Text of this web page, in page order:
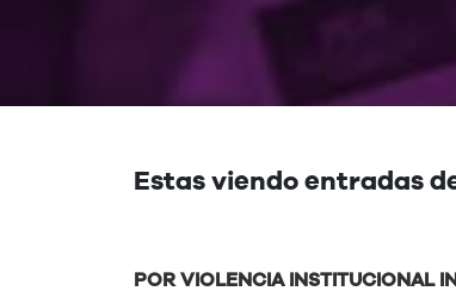
Estas viendo entradas
POR VIOLENCIA INSTITUCIONAL